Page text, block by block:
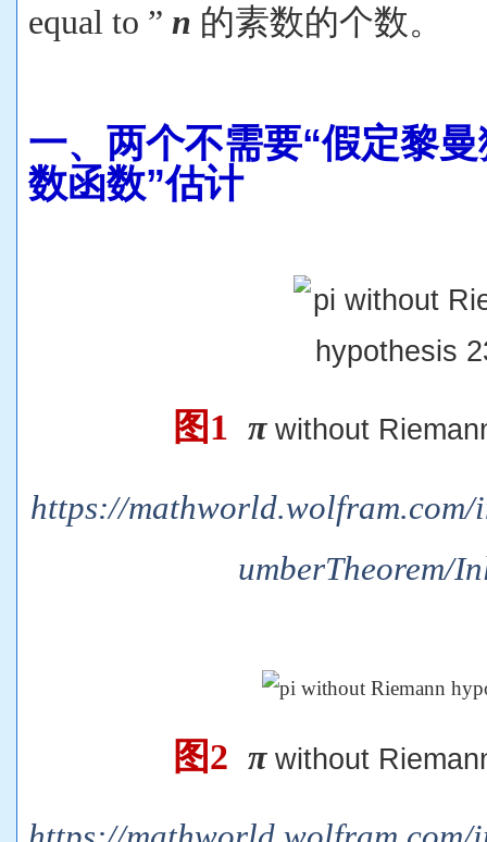
equal to ” n 的素数的个数。
一、 两个不需要“假定黎
数函数”估计
图1 πwithout
https://mathworld.wolfram.com/
umberTheorem/
图2 πwithout